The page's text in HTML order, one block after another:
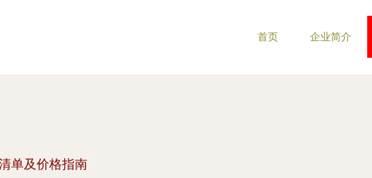
首页 企业简介
单及价格指南